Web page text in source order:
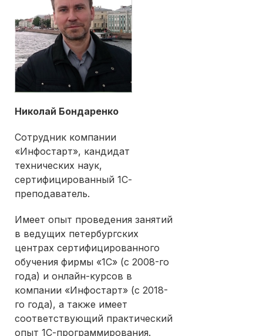
Николай Бондаренко
Сотрудник компании
«Инфостарт», кандидат
технических наук,
сертифицированный 1С-
преподаватель.
Имеет опыт проведения занятий
в ведущих петербургских
центрах сертифицированного
обучения фирмы «1С» (с 2008-го
года) и онлайн-курсов в
компании «Инфостарт» (с 2018-
го года), а также имеет
соответствующий практический
опыт 1С-программирования.